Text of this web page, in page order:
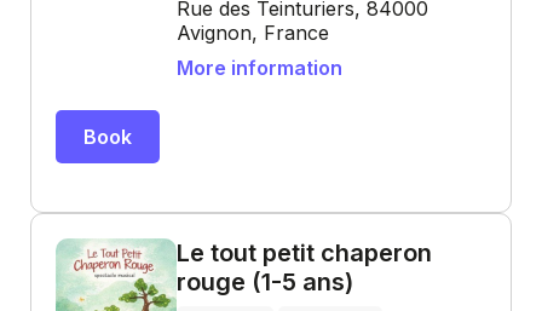
Rue des Teinturiers, 84000
Avignon, France
More information
Book
Le tout petit chaperon
rouge (1-5 ans)